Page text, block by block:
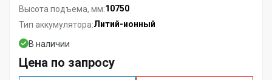
Высота подъема, мм:10750
Тип аккумулятора:Литий-ионный
В наличии
Цена по запросу